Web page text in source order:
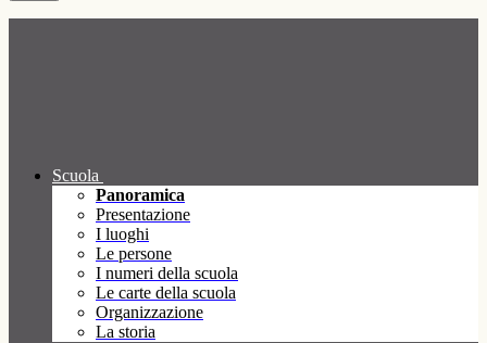
Scuola
Panoramica
Presentazione
I luoghi
Le persone
I numeri della scuola
Le carte della scuola
Organizzazione
La storia